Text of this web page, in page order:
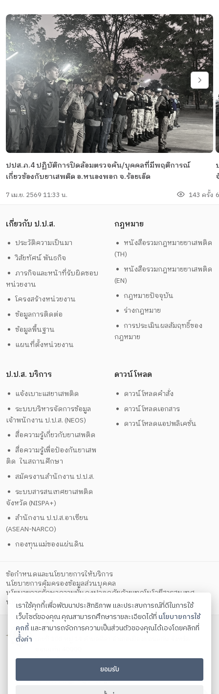
ปปส.ภ.4 ปฏิบัติการปิดล้อมตรวจค้น/บุคคลที่มีพฤติการณ์
เกี่ยวข้องกับยาเสพติด อ.หนองพอก จ.ร้อยเอ็ด
7 เม.ย. 2569 11:33 น. 143 ครั้ง
เกี่ยวกับ ป.ป.ส.
ประวัติความเป็นมา
วิสัยทัศน์ พันธกิจ
ภารกิจและหน้าที่รับผิดชอบ
หน่วยงาน
โครงสร้างหน่วยงาน
ข้อมูลการติดต่อ
ข้อมูลพื้นฐาน
แผนที่ตั้งหน่วยงาน
กฎหมาย
หนังสือรวมกฎหมายยาเสพติด
(TH)
หนังสือรวมกฎหมายยาเสพติด
(EN)
กฎหมายปัจจุบัน
ร่างกฎหมาย
การประเมินผลสัมฤทธิ์ของ
กฎหมาย
ป.ป.ส. บริการ
แจ้งเบาะแสยาเสพติด
ระบบบริหารจัดการข้อมูล
เจ้าพนักงาน ป.ป.ส. (NEOS)
สื่อความรู้เกี่ยวกับยาเสพติด
สื่อความรู้เพื่อป้องกันยาเสพ
ติด ในสถานศึกษา
สมัครงานสำนักงาน ป.ป.ส.
ระบบสารสนเทศยาเสพติด
จังหวัด (NISPA+)
สำนักงาน ป.ป.ส.อาเซียน
(ASEAN-NARCO)
กองทุนแม่ของแผ่นดิน
ดาวน์โหลด
ดาวน์โหลดคำสั่ง
ดาวน์โหลดเอกสาร
ดาวน์โหลดแอปพลิเคชั่น
ข้อกำหนดและนโยบายการให้บริการ
นโยบายการคุ้มครองข้อมูลส่วนบุคคล
นโยบายการรักษาความมั่นคงปลอดภัยด้วยเทคโนโลยีสารสนเทศ
นโยบายคุกกี้
ตั้งค่าคุกกี้
สำนักงาน ปปส. ภาค 4 กระทรวงยุติธรรม
โทรศัพท์ 0-4324-1029 , 0-4324-4019 , 0-4324-5459 , 0-
4324-6324 , 0-4324-6960 โทรสาร 0-4324-6790 Contact
us:saraban_or4@oncb.go.th
เราใช้คุกกี้เพื่อพัฒนาประสิทธิภาพ และประสบการณ์ที่ดีในการใช้
เว็บไซต์ของคุณ คุณสามารถศึกษารายละเอียดได้ที่ นโยบายการใช้
คุกกี้และสามารถจัดการความเป็นส่วนตัวของคุณได้เองโดยคลิกที่
ตั้งค่า
ยอมรับ